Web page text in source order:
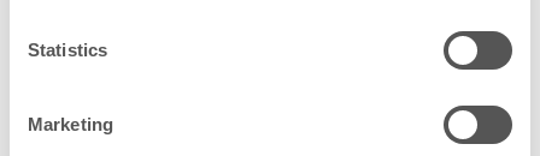
Statistics
Marketing
Skyddsavstånd
Basturum minimum